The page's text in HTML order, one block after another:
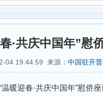
·共庆中国年”慰
04 19:44:59 来源： 中国驻开
暖迎春·共庆中国年”慰侨